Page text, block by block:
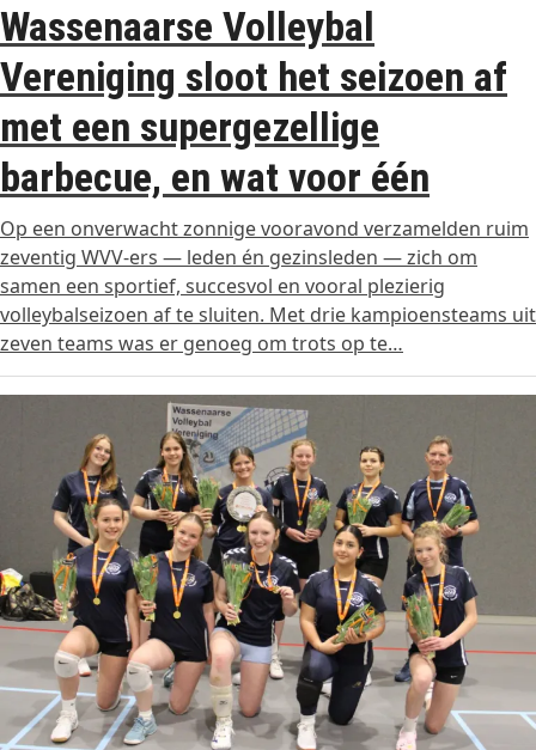
Wassenaarse Volleybal
Vereniging sloot het seizoen af
met een supergezellige
barbecue, en wat voor één
Op een onverwacht zonnige vooravond verzamelden ruim
zeventig WVV‑ers — leden én gezinsleden — zich om
samen een sportief, succesvol en vooral plezierig
volleybalseizoen af te sluiten. Met drie kampioensteams uit
zeven teams was er genoeg om trots op te…